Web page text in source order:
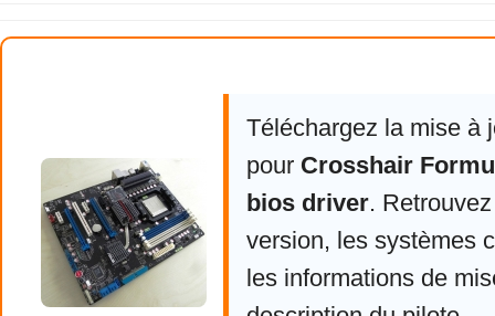
Téléchargez la mise à
pour Crosshair
bios driver.
version, les systèmes
les informations de